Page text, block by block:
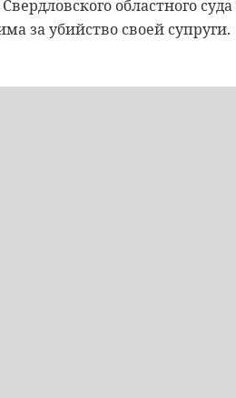
областного
за убийство своей супруги.